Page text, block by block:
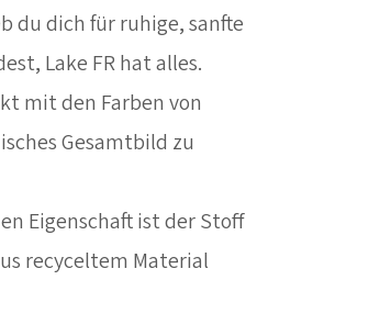
du dich für ruhige, sanfte
Lake FR hat alles.
mit den Farben von
Gesamtbild zu
Eigenschaft ist der Stoff
recyceltem Material